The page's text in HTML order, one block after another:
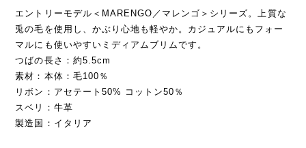
エントリーモデル＜MARENGO／マレンゴ＞シリーズ。上質な
兎の毛を使用し、かぶり心地も軽やか。カジュアルにもフォー
マルにも使いやすいミディアムブリムです。
つばの長さ：約5.5cm
素材：本体：毛100％
リボン：アセテート50% コットン50％
スベリ：牛革
製造国：イタリア